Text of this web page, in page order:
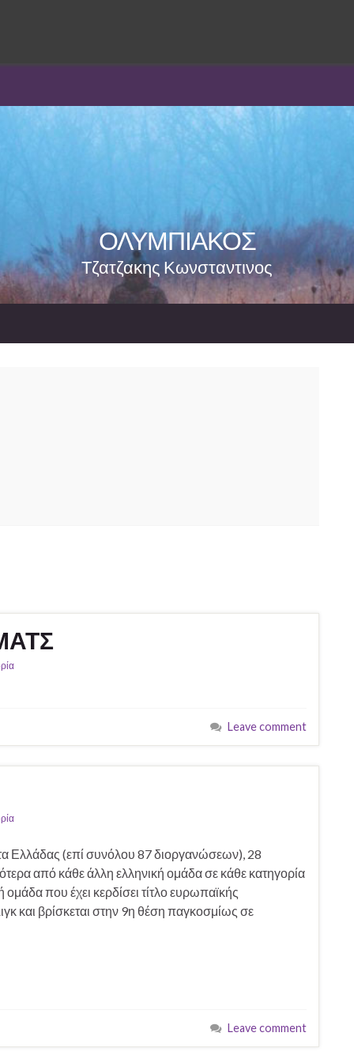
ΟΛΥΜΠΙΑΚΟΣ
Τζατζακης Κωνσταντινος
Leave comment
Ελλάδας (επί συνόλου 87 διοργανώσεων), 28
από κάθε άλλη ελληνική ομάδα σε κάθε κατηγορία
ομάδα που έχει κερδίσει τίτλο ευρωπαϊκής
και βρίσκεται στην 9η θέση παγκοσμίως σε
Leave comment